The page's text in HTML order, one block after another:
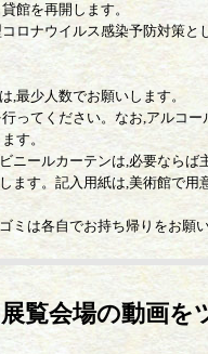
館を再開します。
ロナウイルス感染予防対策と
最少人数でお願いします。
ってください。なお,アルコ
す。
ールカーテンは,必要ならば
す。記入用紙は,美術館で用
ミは各自でお持ち帰りをお願
覧会場の動画を